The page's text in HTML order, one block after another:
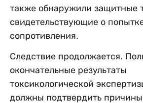
также обнаружили защитные
свидетельствующие о
сопротивления.
Следствие продолжается.
окончательные результаты
токсикологической
должны подтвердить